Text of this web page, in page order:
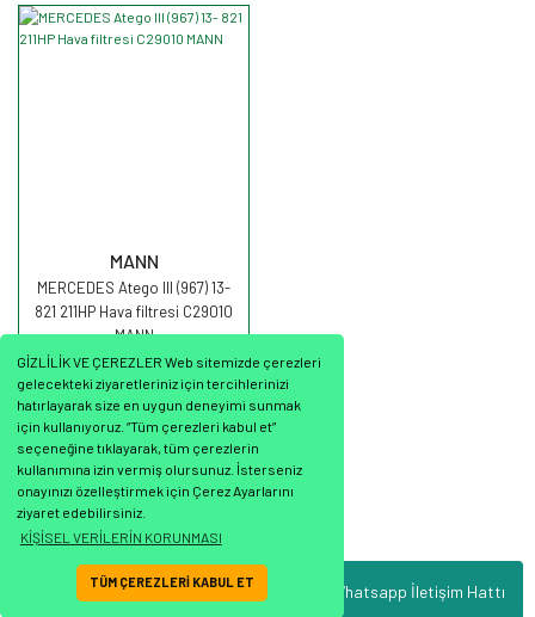
GİZLİLİK VE ÇEREZLER Web sitemizde çerezleri
gelecekteki ziyaretleriniz için tercihlerinizi
hatırlayarak size en uygun deneyimi sunmak
için kullanıyoruz. “Tüm çerezleri kabul et”
seçeneğine tıklayarak, tüm çerezlerin
kullanımına izin vermiş olursunuz. İsterseniz
onayınızı özelleştirmek için Çerez Ayarlarını
ziyaret edebilirsiniz.
KİŞİSEL VERİLERİN KORUNMASI
TÜM ÇEREZLERİ KABUL ET Whatsapp İletişim Hattı
MANN
MERCEDES Atego III (967) 13-
821 211HP Hava filtresi C29010
MANN
2.199,71 TL